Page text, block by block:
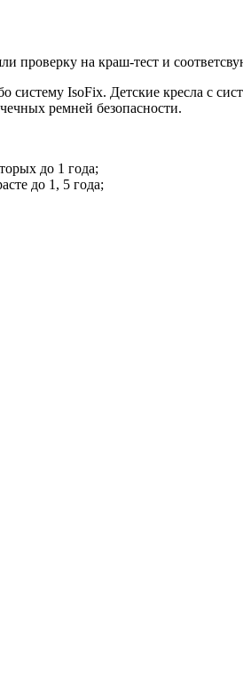
на краш-тест и
IsoFix. Детские кресла с
ремней безопасности.
до 1 года;
до 1, 5 года;